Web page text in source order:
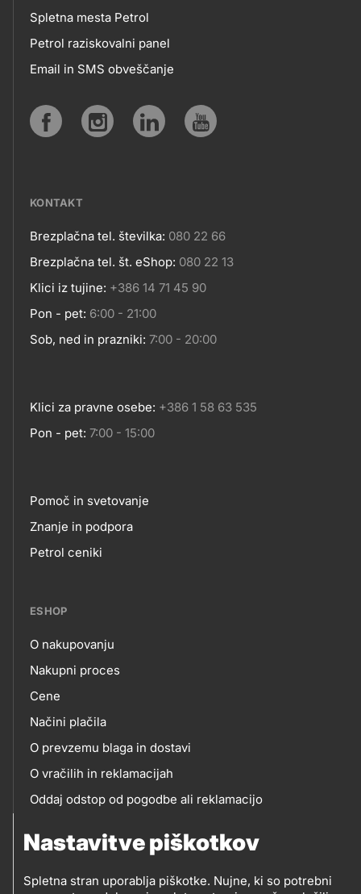
Nastavitve piškotkov
Spletna stran uporablja piškotke. Nujne, ki so potrebni
MOBILNE
APLIKACIJE
SPLETNA
Spletna mesta Petrol
Petrol raziskovalni panel
Email in SMS obveščanje
KONTAKT
Kontakt
Brezplačna tel. številka: 080 22 66
Brezplačna tel. št. eShop: 080 22 13
Klici iz tujine: +386 14 71 45 90
Pon - pet: 6:00 - 21:00
Sob, ned in prazniki: 7:00 - 20:00
Klici za pravne osebe: +386 1 58 63 535
Pon - pet: 7:00 - 15:00
Footer
links
Pomoč in svetovanje
Znanje in podpora
Petrol ceniki
ESHOP
eshop
O nakupovanju
Nakupni proces
Cene
Načini plačila
O prevzemu blaga in dostavi
O vračilih in reklamacijah
Oddaj odstop od pogodbe ali reklamacijo
(OEEO)